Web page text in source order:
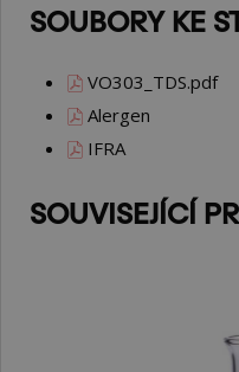
SOUBORY KE
VO303_TDS.pdf
Alergen
IFRA
SOUVISEJÍCÍ